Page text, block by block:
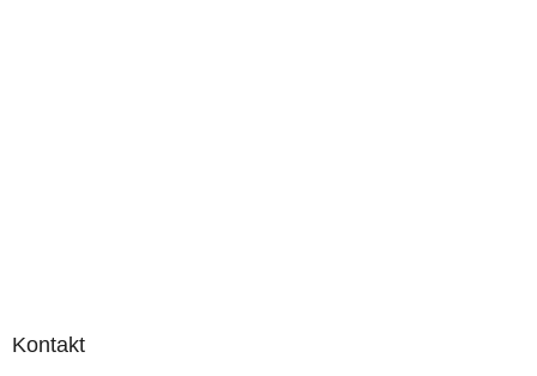
Kontakt